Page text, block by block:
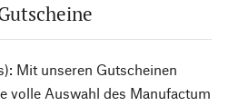
Mit unseren Gutscheinen
volle Auswahl des Manufactum